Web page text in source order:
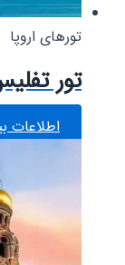
تورهای اروپا
تور تفلیس
اطلاعات